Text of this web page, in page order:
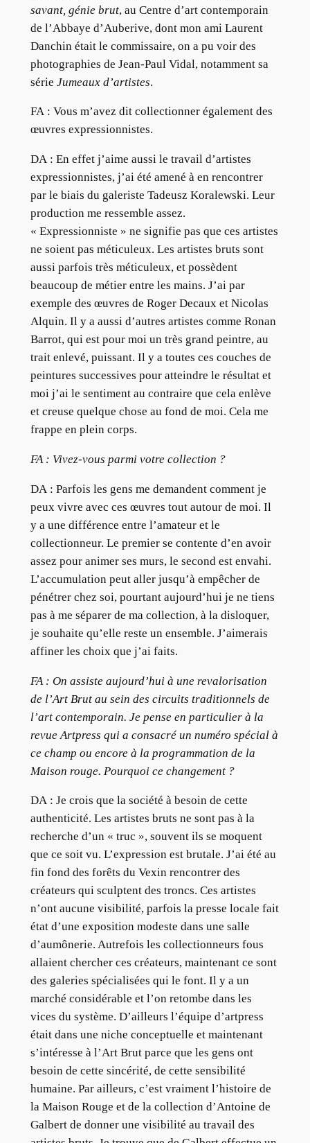
savant, génie brut, au Centre d’art contemporain
de l’Abbaye d’Auberive, dont mon ami Laurent
Danchin était le commissaire, on a pu voir des
photographies de Jean-Paul Vidal, notamment sa
série Jumeaux d’artistes.
FA : Vous m’avez dit collectionner également des
œuvres expressionnistes.
DA : En effet j’aime aussi le travail d’artistes
expressionnistes, j’ai été amené à en rencontrer
par le biais du galeriste Tadeusz Koralewski. Leur
production me ressemble assez.
« Expressionniste » ne signifie pas que ces artistes
ne soient pas méticuleux. Les artistes bruts sont
aussi parfois très méticuleux, et possèdent
beaucoup de métier entre les mains. J’ai par
exemple des œuvres de Roger Decaux et Nicolas
Alquin. Il y a aussi d’autres artistes comme Ronan
Barrot, qui est pour moi un très grand peintre, au
trait enlevé, puissant. Il y a toutes ces couches de
peintures successives pour atteindre le résultat et
moi j’ai le sentiment au contraire que cela enlève
et creuse quelque chose au fond de moi. Cela me
frappe en plein corps.
FA : Vivez-vous parmi votre collection ?
DA : Parfois les gens me demandent comment je
peux vivre avec ces œuvres tout autour de moi. Il
y a une différence entre l’amateur et le
collectionneur. Le premier se contente d’en avoir
assez pour animer ses murs, le second est envahi.
L’accumulation peut aller jusqu’à empêcher de
pénétrer chez soi, pourtant aujourd’hui je ne tiens
pas à me séparer de ma collection, à la disloquer,
je souhaite qu’elle reste un ensemble. J’aimerais
affiner les choix que j’ai faits.
FA : On assiste aujourd’hui à une revalorisation
de l’Art Brut au sein des circuits traditionnels de
l’art contemporain. Je pense en particulier à la
revue Artpress qui a consacré un numéro spécial à
ce champ ou encore à la programmation de la
Maison rouge. Pourquoi ce changement ?
DA : Je crois que la société à besoin de cette
authenticité. Les artistes bruts ne sont pas à la
recherche d’un « truc », souvent ils se moquent
que ce soit vu. L’expression est brutale. J’ai été au
fin fond des forêts du Vexin rencontrer des
créateurs qui sculptent des troncs. Ces artistes
n’ont aucune visibilité, parfois la presse locale fait
état d’une exposition modeste dans une salle
d’aumônerie. Autrefois les collectionneurs fous
allaient chercher ces créateurs, maintenant ce sont
des galeries spécialisées qui le font. Il y a un
marché considérable et l’on retombe dans les
vices du système. D’ailleurs l’équipe d’artpress
était dans une niche conceptuelle et maintenant
s’intéresse à l’Art Brut parce que les gens ont
besoin de cette sincérité, de cette sensibilité
humaine. Par ailleurs, c’est vraiment l’histoire de
la Maison Rouge et de la collection d’Antoine de
Galbert de donner une visibilité au travail des